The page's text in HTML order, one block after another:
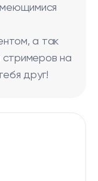
а так
стримеров на
друг!